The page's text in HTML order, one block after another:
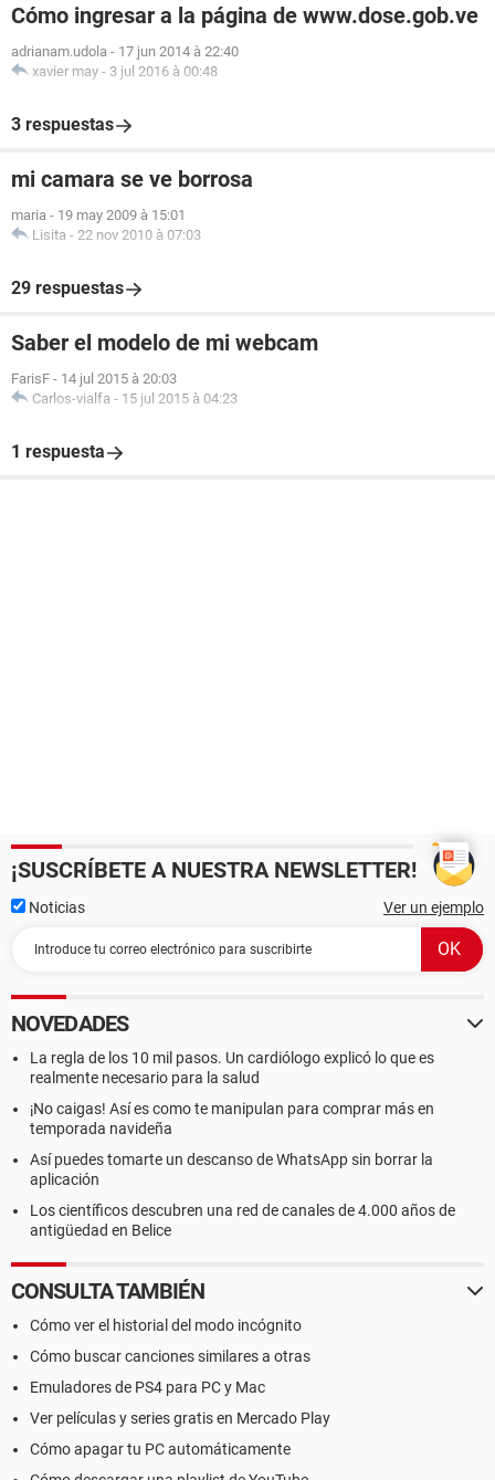
Cómo ingresar a la página de www.dose.gob.ve
adrianam.udola - 17 jun 2014 à 22:40
xavier may - 3 jul 2016 à 00:48
3 respuestas
mi camara se ve borrosa
maria - 19 may 2009 à 15:01
Lisita - 22 nov 2010 à 07:03
29 respuestas
Saber el modelo de mi webcam
FarisF - 14 jul 2015 à 20:03
Carlos-vialfa - 15 jul 2015 à 04:23
1 respuesta
¡SUSCRÍBETE A NUESTRA NEWSLETTER!
Noticias Ver un ejemplo
NOVEDADES
La regla de los 10 mil pasos. Un cardiólogo explicó lo que es
realmente necesario para la salud
¡No caigas! Así es como te manipulan para comprar más en
temporada navideña
Así puedes tomarte un descanso de WhatsApp sin borrar la
aplicación
Los científicos descubren una red de canales de 4.000 años de
antigüedad en Belice
CONSULTA TAMBIÉN
Cómo ver el historial del modo incógnito
Cómo buscar canciones similares a otras
Emuladores de PS4 para PC y Mac
Ver películas y series gratis en Mercado Play
Cómo apagar tu PC automáticamente